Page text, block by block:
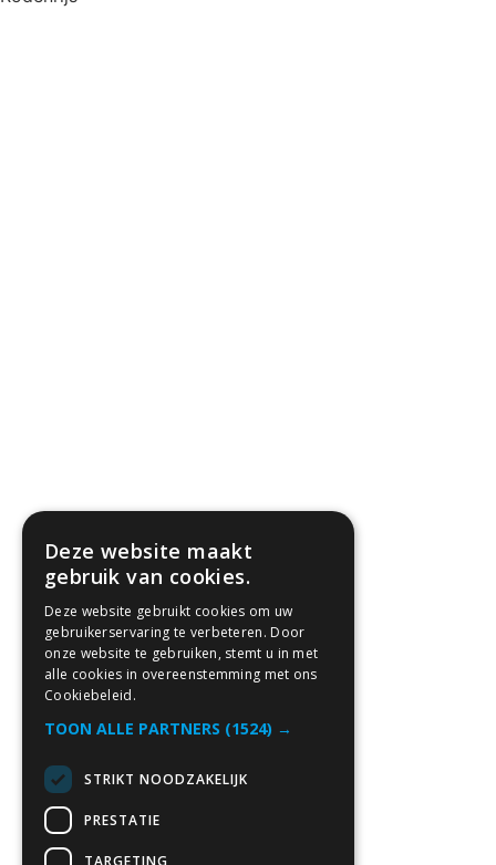
Deze website maakt
gebruik van cookies.
Deze website gebruikt cookies om uw
gebruikerservaring te verbeteren. Door
onze website te gebruiken, stemt u in met
alle cookies in overeenstemming met ons
Cookiebeleid.
TOON ALLE PARTNERS (1524) →
STRIKT NOODZAKELIJK
PRESTATIE
TARGETING